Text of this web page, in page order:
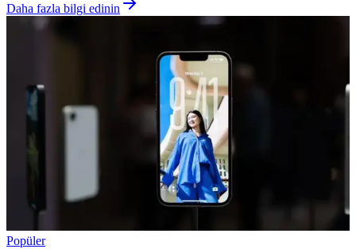
Daha fazla bilgi edinin
Popüler